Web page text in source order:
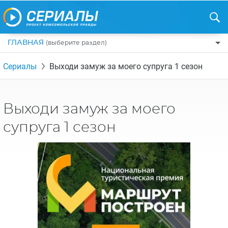
ГЛАВНАЯ (выберите раздел)
ПО ЖАНРАМ
КОМЕДИИ
БОЕВИКИ
ТРИЛЛЕРЫ
ФЭНТЕЗИ
ДЕТЕКТИВЫ
КРИМИНАЛ
УКРАИНА
РЕЦЕНЗИИ
НА ВЫХОДНЫЕ
НОВОСТИ
ИНТЕРЕСНО
НОВОСТИ ТУРЕЦКИХ СЕРИАЛОВ
АЗИАТСКИЕ СЕРИАЛЫ
ИНТЕРВЬЮ
Сериалы Выходи замуж за моего супруга 1 сезон
Выходи замуж за моего
супруга 1 сезон